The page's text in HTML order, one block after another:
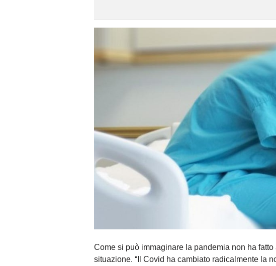
Come si può immaginare la pandemia non ha
situazione. “Il Covid ha cambiato radicalmente la